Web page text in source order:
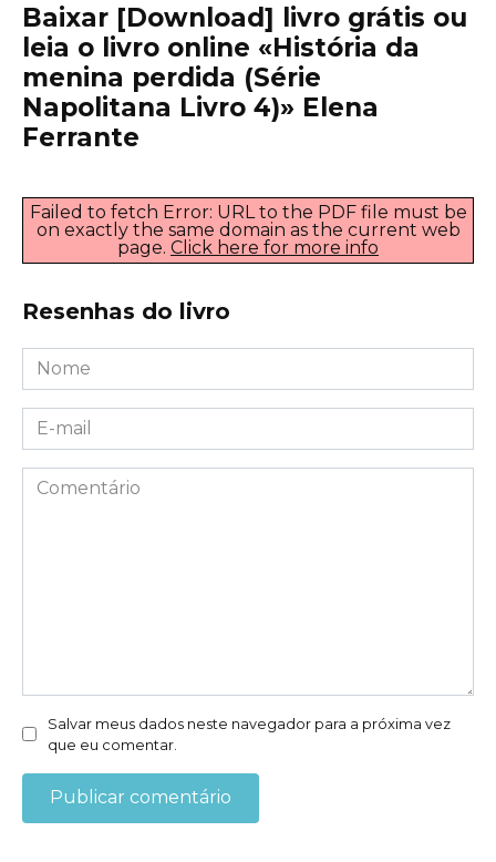
Baixar [Download] livro grátis ou
leia o livro online «História da
menina perdida (Série
Napolitana Livro 4)» Elena
Ferrante
Failed to fetch Error: URL to the PDF file must be
on exactly the same domain as the current web
page. Click here for more info
Resenhas do livro
Nome
*
E-
mail
*Comentário
Salvar meus dados neste navegador para a próxima vez
que eu comentar.